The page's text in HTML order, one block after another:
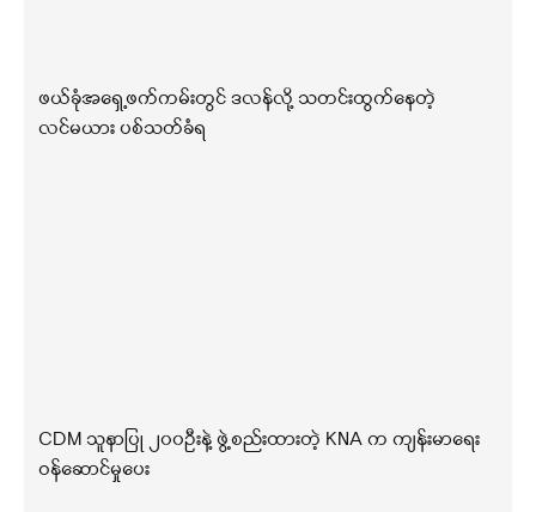
ဖယ်ခုံအရှေ့ဖက်ကမ်းတွင် ဒလန်လို့ သတင်းထွက်နေတဲ့
လင်မယား ပစ်သတ်ခံရ
CDM သူနာပြု ၂၀၀ဦးနဲ့ ဖွဲ့စည်းထားတဲ့ KNA က ကျန်းမာရေး
ဝန်ဆောင်မှုပေး